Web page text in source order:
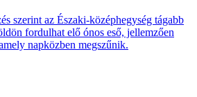
szerint az Északi-középhegység tágabb
fordulhat elő ónos eső, jellemzően
napközben megszűnik.